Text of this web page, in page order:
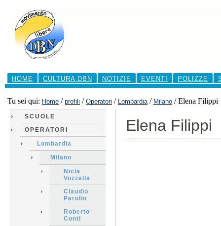
contenuti.
navigazione
Sezioni
HOME
CULTURA DBN NOTIZIE EVENTI POLIZZE
Tu sei qui: Home / profili / Operatori / Lombardia / Milano /Elena Filippi
SCUOLE
OPERATORI
Lombardia
Milano
Nicla
Vozzella
Claudio
Parolin
Roberto
Conti
Elena Filippi